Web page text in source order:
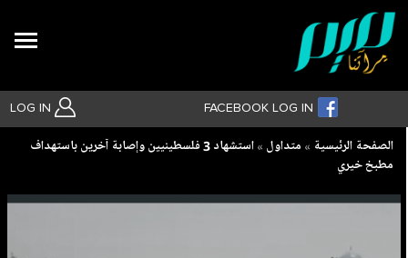
LOG IN FACEBOOK LOG IN
بحث متقدم
Breadcrumb
الصفحة الرئيسية متداول
استشهاد 3 فلسطينيين وإصابة آخرين باستهداف
مطبخ خيري